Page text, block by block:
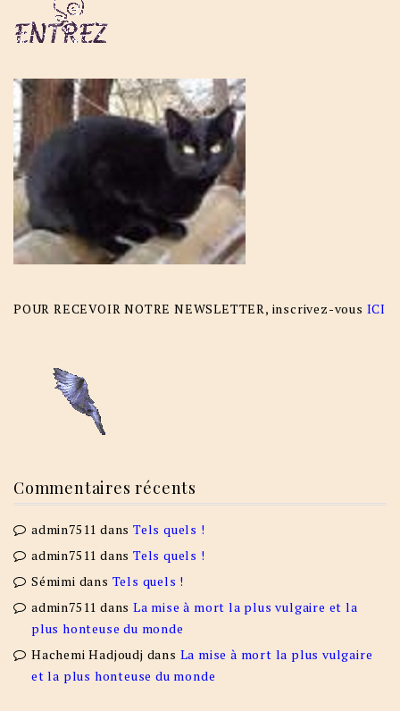
POUR RECEVOIR NOTRE NEWSLETTER, inscrivez-vous ICI
Commentaires récents
admin7511 dansTels quels !
admin7511 dansTels quels !
Sémimi dans Tels quels !
admin7511 dansLa mise à mort la plus vulgaire et la
plus honteuse du monde
Hachemi Hadjoudj dans La mise à mort la plus vulgaire
et la plus honteuse du monde